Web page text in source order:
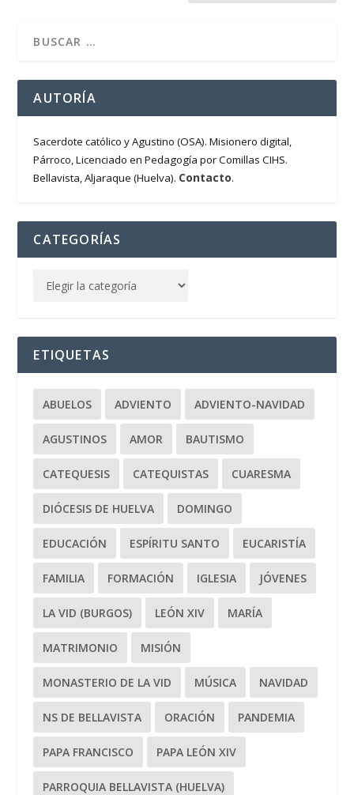
AUTORÍA
Sacerdote católico y Agustino (OSA). Misionero digital,
Párroco, Licenciado en Pedagogía por Comillas CIHS.
Bellavista, Aljaraque (Huelva). Contacto.
CATEGORÍAS
ETIQUETAS
ABUELOS ADVIENTO ADVIENTO-NAVIDAD
AGUSTINOS AMOR BAUTISMO
CATEQUESIS CATEQUISTAS CUARESMA
DIÓCESIS DE HUELVA DOMINGO
EDUCACIÓN ESPÍRITU SANTO EUCARISTÍA
FAMILIA FORMACIÓN IGLESIA JÓVENES
LA VID (BURGOS) LEÓN XIV MARÍA
MATRIMONIO MISIÓN
MONASTERIO DE LA VID MÚSICA NAVIDAD
NS DE BELLAVISTA ORACIÓN PANDEMIA
PAPA FRANCISCO PAPA LEÓN XIV
PARROQUIA BELLAVISTA (HUELVA)